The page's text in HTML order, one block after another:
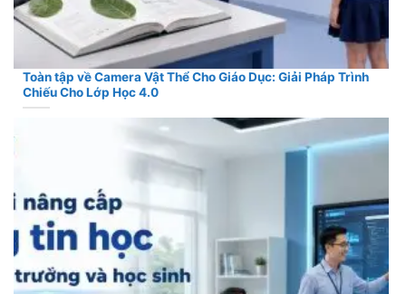
Toàn tập về Camera Vật Thể Cho Giáo Dục: Giải Pháp Trình
Chiếu Cho Lớp Học 4.0